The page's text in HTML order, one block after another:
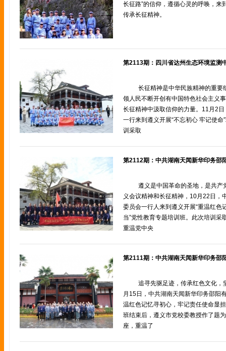
长征路”的信仰，遵循心灵的呼唤，来
传承长征精神。
长征精神是中华民族精神的重要
领人民不断开创有中国特色社会主义
长征精神中汲取信仰的力量。11月2
一行来到遵义开展“不忘初心 牢记使
训采取
遵义是中国革命的圣地，是共产
义会议精神和长征精神，10月22日，
委员会一行人来到遵义开展“重温红色
当”党性教育专题培训班。此次培训
重温党中央
追寻先驱足迹，传承红色文化
月15日，中共湖南天闻新华印务邵阳
温红色记忆寻初心，牢记责任使命
班结束后，遵义市党校委教授作了题
座，重温了